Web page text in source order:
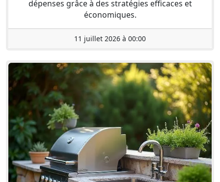
dépenses grâce à des stratégies efficaces et
économiques.
11 juillet 2026 à 00:00